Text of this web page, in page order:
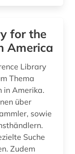
for the
America
Library
Thema
in Amerika.
über
sowie
Suche
Zudem